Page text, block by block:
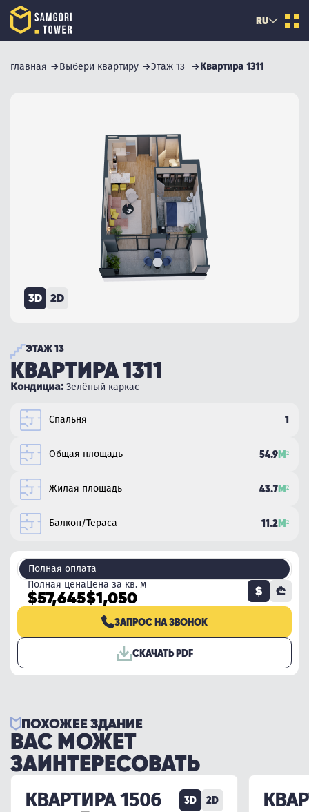
RU
главная Выбери квартиру Этаж 13 Квартира 1311
3D 2D
ЭТАЖ 13
КВАРТИРА 1311
Кондициа: Зелёный каркас
Спальня 1
Общая площадь 54.9М²
Жилая площадь 43.7М²
Балкон/Тераса 11.2М²
Полная оплата
Полная цена
$57,645
Цена за кв. м
$1,050 $ ₾
ЗАПРОС НА ЗВОНОК
СКАЧАТЬ PDF
ПОХОЖЕЕ ЗДАНИЕ
ВАС МОЖЕТ
ЗАИНТЕРЕСОВАТЬ
КВАРТИРА 1506 3D 2D